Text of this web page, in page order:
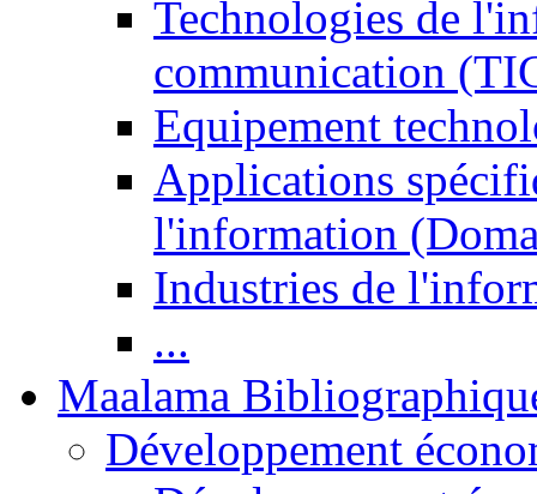
Technologies de
communication
Equipement
Applications
l'information
Industries de
...
Maalama
Développement